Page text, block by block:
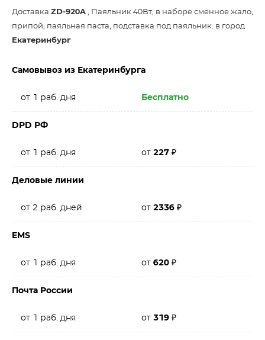
Доставка ZD-920A , Паяльник 40Вт, в наборе сменное жало,
припой, паяльная паста, подставка под паяльник. в город
Екатеринбург
Самовывоз из Екатеринбурга
от 1 раб. дня Бесплатно
DPD РФ
от 1 раб. дня от 227 ₽
Деловые линии
от 2 раб. дней от 2336 ₽
EMS
от 1 раб. дня от 620 ₽
Почта России
от 1 раб. дня от 319 ₽